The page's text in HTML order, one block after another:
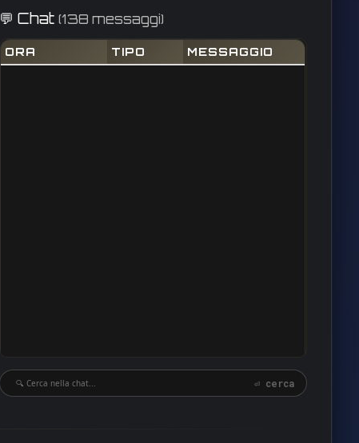
5
5
💬 Chat(138 messaggi)
ORA TIPO MESSAGGIO
⏎ cerca